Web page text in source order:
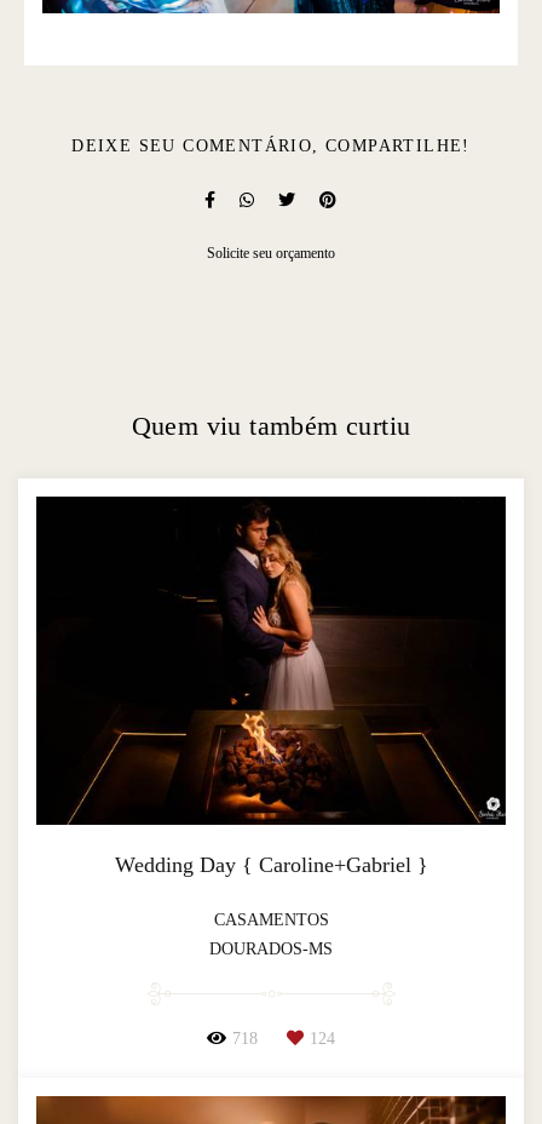
DEIXE SEU COMENTÁRIO, COMPARTILHE!
Solicite seu orçamento
Quem viu também curtiu
Wedding Day { Caroline+Gabriel }
CASAMENTOS
DOURADOS-MS
718 124